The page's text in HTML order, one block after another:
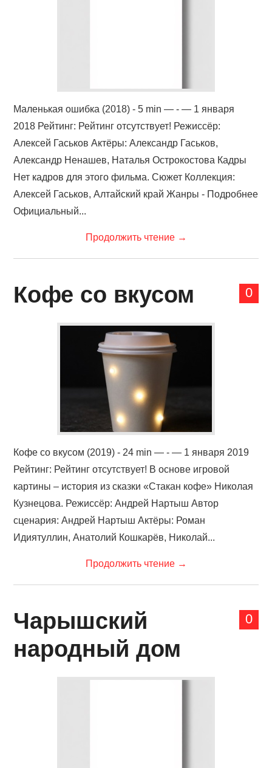
Маленькая ошибка (2018) - 5 min — - — 1 января
2018 Рейтинг: Рейтинг отсутствует! Режиссёр:
Алексей Гаськов Актёры: Александр Гаськов,
Александр Ненашев, Наталья Острокостова Кадры
Нет кадров для этого фильма. Сюжет Коллекция:
Алексей Гаськов, Алтайский край Жанры - Подробнее
Официальный...
Продолжить чтение →
0
Кофе со вкусом
Кофе со вкусом (2019) - 24 min — - — 1 января 2019
Рейтинг: Рейтинг отсутствует! В основе игровой
картины – история из сказки «Стакан кофе» Николая
Кузнецова. Режиссёр: Андрей Нартыш Автор
сценария: Андрей Нартыш Актёры: Роман
Идиятуллин, Анатолий Кошкарёв, Николай...
Продолжить чтение →
0
Чарышский
народный дом